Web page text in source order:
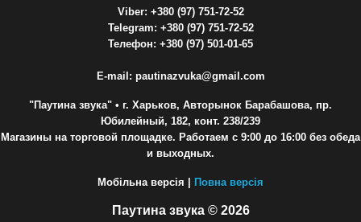
Viber: +380 (97) 751-72-52
Telegram: +380 (97) 751-72-52
Телефон: +380 (97) 501-01-65
E-mail: pautinazvuka@gmail.com
"Паутина звука" • г. Харьков, Авторынок Барабашова, пр.
Юбилейный, 182, конт. 238/239
Магазины на торговой площадке. Работаем с 9:00 до 16:00 без обеда
и выходных.
Мобільна версія | Повна версія
Паутина звука © 2026